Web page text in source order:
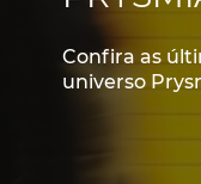
Notícias e
Confira as
universo